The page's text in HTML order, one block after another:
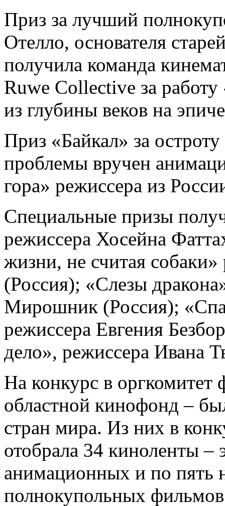
Приз за лучший
Отелло, основателя
получила команда
Ruwe Collective за работу
из глубины веков на
Приз «Байкал» за
проблемы вручен
гора» режиссера из
Специальные призы
режиссера Хосейна
жизни, не считая
(Россия); «Слезы
Мирошник (Россия);
режиссера Евгения
дело», режиссера Ивана
На конкурс в оргкомитет
областной кинофонд –
стран мира. Из них в
отобрала 34 киноленты –
анимационных и по пять
полнокупольных